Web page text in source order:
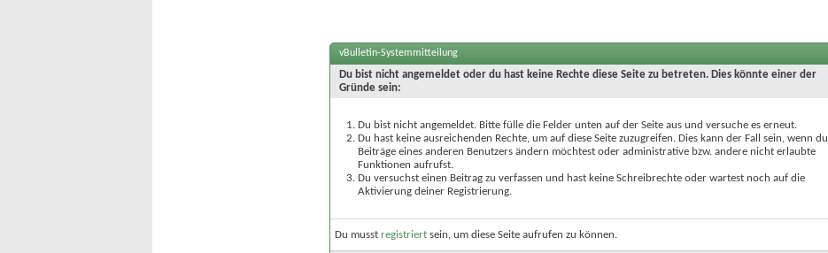
vBulletin-Systemmitteilung
Du bist nicht angemeldet oder du hast keine Rechte diese Seite zu betreten. Dies könnte einer der
Gründe sein:
Du bist nicht angemeldet. Bitte fülle die Felder unten auf der Seite aus und versuche es erneut.
Du hast keine ausreichenden Rechte, um auf diese Seite zuzugreifen. Dies kann der Fall sein, wenn du
Beiträge eines anderen Benutzers ändern möchtest oder administrative bzw. andere nicht erlaubte
Funktionen aufrufst.
Du versuchst einen Beitrag zu verfassen und hast keine Schreibrechte oder wartest noch auf die
Aktivierung deiner Registrierung.
Du musst registriert sein, um diese Seite aufrufen zu können.